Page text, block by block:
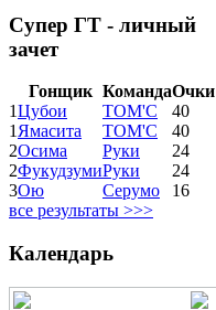
Супер ГТ - личный
зачет
Гонщик КомандаОчки
1Цубои ТОМ'С
40
1Ямасита ТОМ'С
40
2Осима Руки
24
2ФукудзумиРуки
24
3Ою Серумо
16
все результаты >>>
Календарь